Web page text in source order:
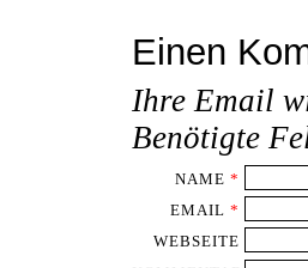
Einen
Ihre Email
Benötigte
NAME *
EMAIL *
WEBSEITE